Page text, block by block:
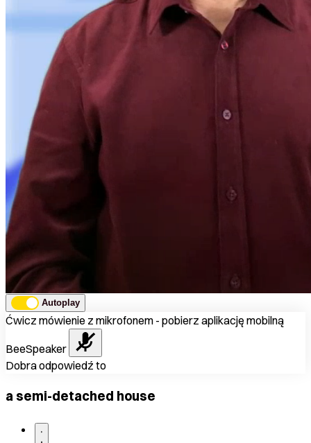
Autoplay
Ćwicz mówienie z mikrofonem - pobierz aplikację mobilną
BeeSpeaker
Dobra odpowiedź to
a semi-detached house